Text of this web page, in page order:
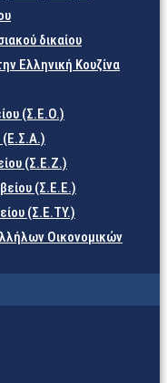
δικαίου
Ελληνική Κουζίνα
(Σ.Ε.Ο.)
(Ε.Σ.Α.)
(Σ.Ε.Ζ.)
(Σ.Ε.Ε.)
(Σ.Ε.TY.)
Οικονομικών